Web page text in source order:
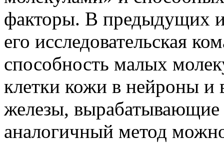
факторы. В предыдущих
его исследовательская
способность малых
клетки кожи в нейроны и
железы,
аналогичный метод